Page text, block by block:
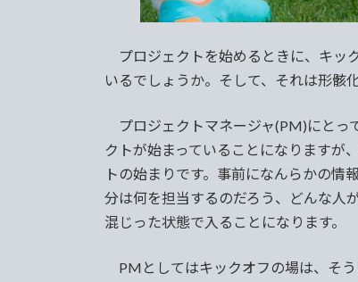
プロジェクトを始めるときに、キッ
いるでしょうか。そして、それは形骸
プロジェクトマネージャ(PM)にとっ
クトが始まっていることになりますが
トの始まりです。事前になんらかの情
分は何を担当するのだろう、どんな人
混じった状態で入ることになります。
PMとしてはキックオフの場は、そ